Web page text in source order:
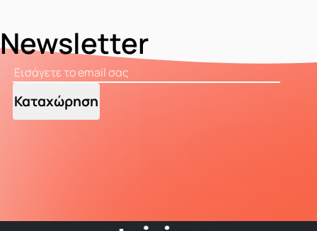
Newsletter
Καταχώρηση